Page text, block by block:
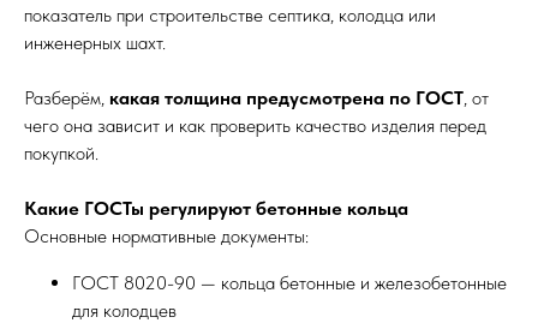
показатель при строительстве септика, колодца или
инженерных шахт.
Разберём, какая толщина предусмотрена по ГОСТ, от
чего она зависит и как проверить качество изделия перед
покупкой.
Какие ГОСТы регулируют бетонные кольца
Основные нормативные документы:
ГОСТ 8020-90 — кольца бетонные и железобетонные
для колодцев